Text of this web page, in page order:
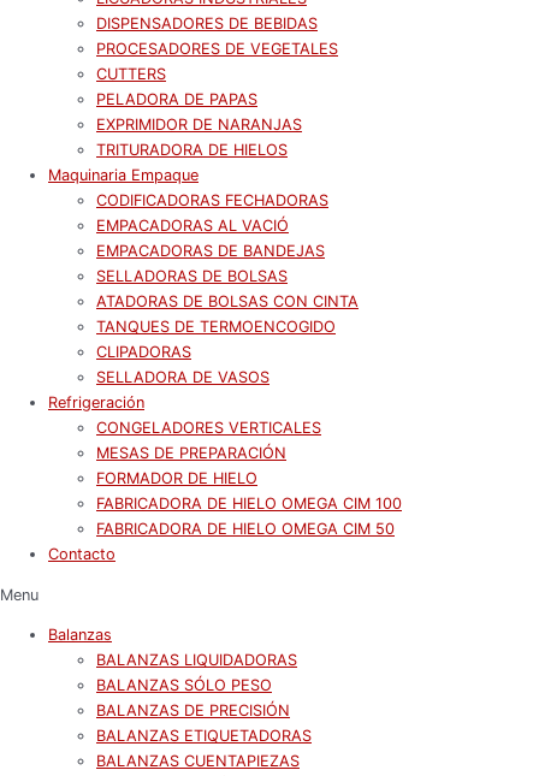
DISPENSADORES DE BEBIDAS
PROCESADORES DE VEGETALES
CUTTERS
PELADORA DE PAPAS
EXPRIMIDOR DE NARANJAS
TRITURADORA DE HIELOS
Maquinaria Empaque
CODIFICADORAS FECHADORAS
EMPACADORAS AL VACIÓ
EMPACADORAS DE BANDEJAS
SELLADORAS DE BOLSAS
ATADORAS DE BOLSAS CON CINTA
TANQUES DE TERMOENCOGIDO
CLIPADORAS
SELLADORA DE VASOS
Refrigeración
CONGELADORES VERTICALES
MESAS DE PREPARACIÓN
FORMADOR DE HIELO
FABRICADORA DE HIELO OMEGA CIM 100
FABRICADORA DE HIELO OMEGA CIM 50
Contacto
Menu
Balanzas
BALANZAS LIQUIDADORAS
BALANZAS SÓLO PESO
BALANZAS DE PRECISIÓN
BALANZAS ETIQUETADORAS
BALANZAS CUENTAPIEZAS